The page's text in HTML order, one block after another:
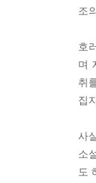
조
호
며
취
집
사
소
도